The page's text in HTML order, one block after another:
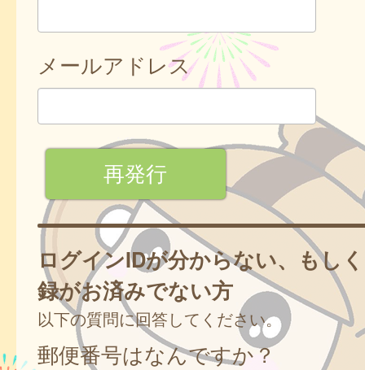
メールアドレス
ログインIDが分からない、もし
録がお済みでない方
以下の質問に回答してください。
郵便番号はなんですか？